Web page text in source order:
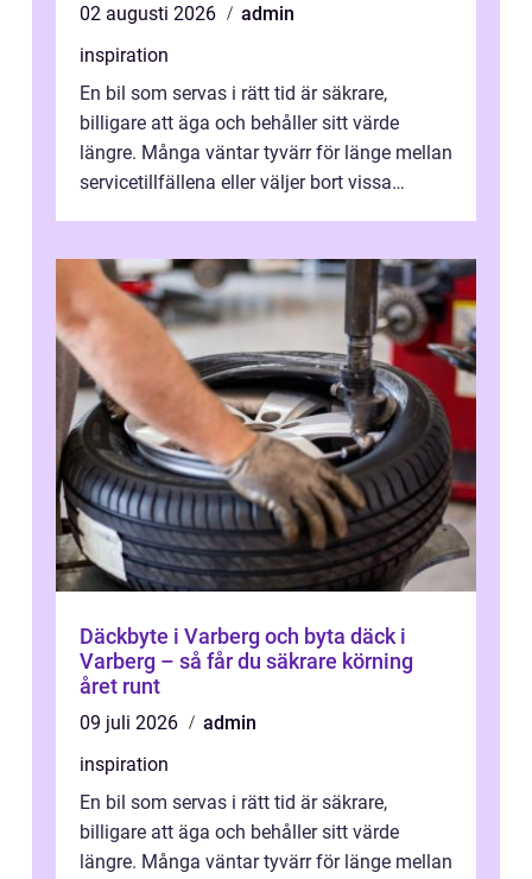
02 augusti 2026
admin
inspiration
En bil som servas i rätt tid är säkrare,
billigare att äga och behåller sitt värde
längre. Många väntar tyvärr för länge mellan
servicetillfällena eller väljer bort vissa
Däckbyte i Varberg och byta däck i
Varberg – så får du säkrare körning
året runt
09 juli 2026
admin
inspiration
En bil som servas i rätt tid är säkrare,
billigare att äga och behåller sitt värde
längre. Många väntar tyvärr för länge mellan